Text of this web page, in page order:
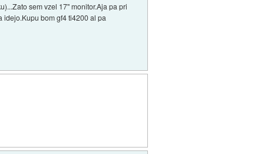
sem vzel 17" monitor.Aja pa pri
idejo.Kupu bom gf4 ti4200 al pa